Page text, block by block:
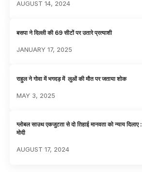
AUGUST 14, 2024
बसपा ने दिल्ली की 69 सीटों पर उतारे प्रत्याशी
JANUARY 17, 2025
राहुल ने गोवा में भगदड़ में लुओं की मौत पर जताया शोक
MAY 3, 2025
ग्लोबल साउथ एकजुटता से दो तिहाई मानवता को न्याय दिलाए :
मोदी
AUGUST 17, 2024